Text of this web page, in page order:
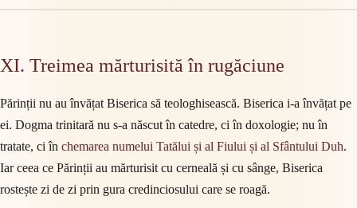
XI. Treimea mărturisită în rugăciune
Părinții nu au învățat Biserica să teologhisească. Biserica i-a învățat pe
ei. Dogma trinitară nu s-a născut în catedre, ci în doxologie; nu în
tratate, ci în chemarea numelui Tatălui și al Fiului și al Sfântului Duh.
Iar ceea ce Părinții au mărturisit cu cerneală și cu sânge, Biserica
rostește zi de zi prin gura credinciosului care se roagă.